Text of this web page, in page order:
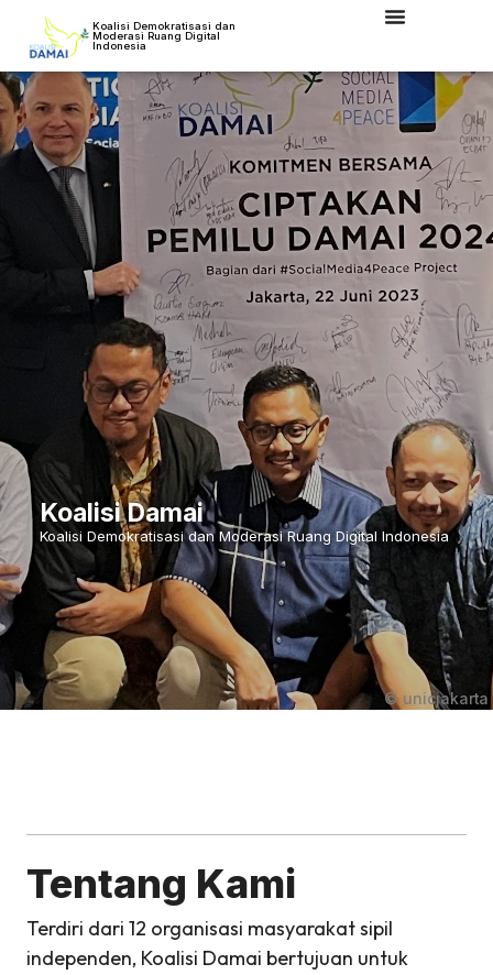
Koalisi Demokratisasi dan
Moderasi Ruang Digital
Indonesia
Koalisi Damai
Koalisi Demokratisasi dan Moderasi Ruang Digital Indonesia
© unicjakarta
Tentang Kami
Terdiri dari 12 organisasi masyarakat sipil
independen, Koalisi Damai bertujuan untuk